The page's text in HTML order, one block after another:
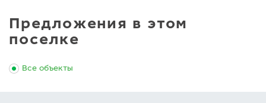
Предложения в этом
поселке
Все объекты